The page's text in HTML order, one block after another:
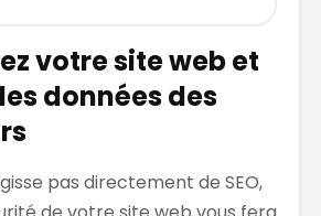
votre site web et
données des
pas directement de SEO,